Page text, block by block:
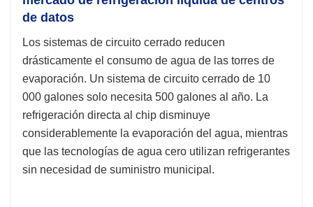
de datos
Los sistemas de circuito cerrado reducen
drásticamente el consumo de agua de las torres de
evaporación. Un sistema de circuito cerrado de 10
000 galones solo necesita 500 galones al año. La
refrigeración directa al chip disminuye
considerablemente la evaporación del agua, mientras
que las tecnologías de agua cero utilizan refrigerantes
sin necesidad de suministro municipal.